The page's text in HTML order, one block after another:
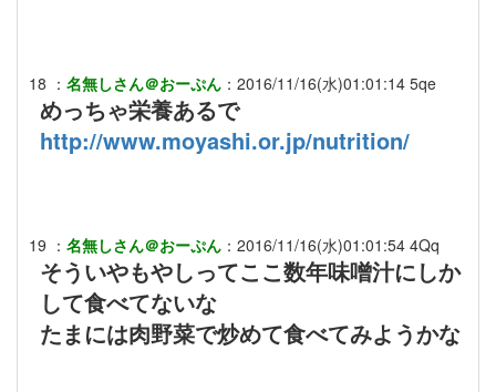
18 ： 名無しさん＠おーぷん ： 2016/11/16(水)01:01:14 5qe
めっちゃ栄養あるで
http://www.moyashi.or.jp/nutrition/
19 ： 名無しさん＠おーぷん ： 2016/11/16(水)01:01:54 4Qq
そういやもやしってここ数年味噌汁にしか
して食べてないな
たまには肉野菜で炒めて食べてみようかな